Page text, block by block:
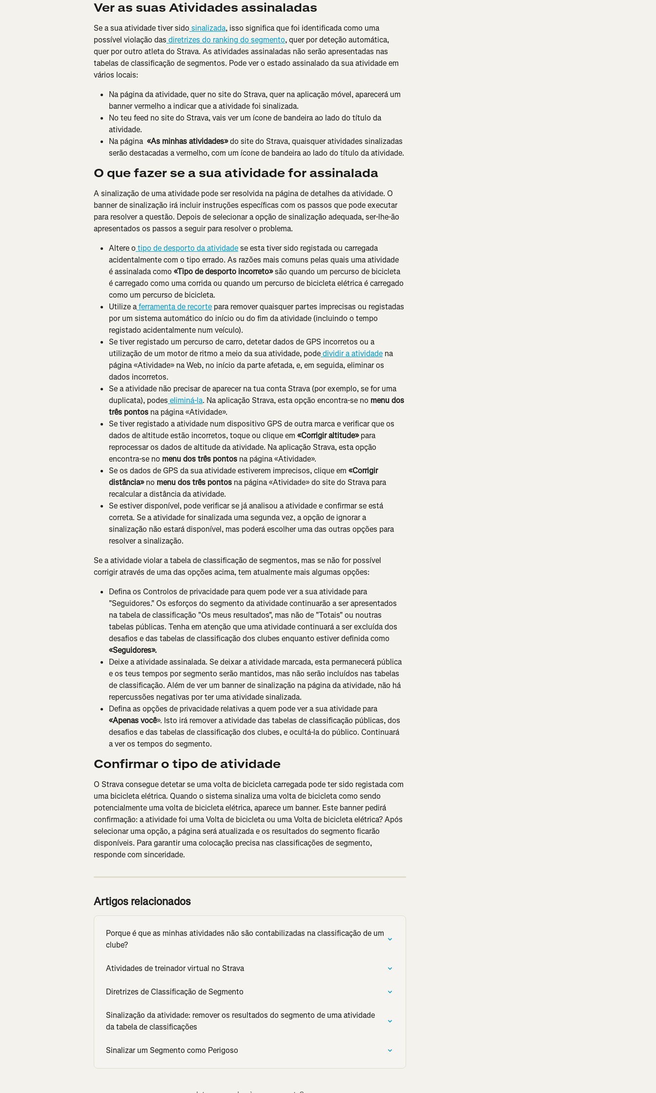
Ver as suas Atividades assinaladas
Se a sua atividade tiver sido sinalizada, isso significa que foi identificada como uma
possível violação das diretrizes do ranking do segmento, quer por deteção automática,
quer por outro atleta do Strava. As atividades assinaladas não serão apresentadas nas
tabelas de classificação de segmentos. Pode ver o estado assinalado da sua atividade em
vários locais:
Na página da atividade, quer no site do Strava, quer na aplicação móvel, aparecerá um
banner vermelho a indicar que a atividade foi sinalizada.
No teu feed no site do Strava, vais ver um ícone de bandeira ao lado do título da
atividade.
Na página «As minhas atividades» do site do Strava, quaisquer atividades sinalizadas
serão destacadas a vermelho, com um ícone de bandeira ao lado do título da atividade.
O que fazer se a sua atividade for assinalada
A sinalização de uma atividade pode ser resolvida na página de detalhes da atividade. O
banner de sinalização irá incluir instruções específicas com os passos que pode executar
para resolver a questão. Depois de selecionar a opção de sinalização adequada, ser-lhe-ão
apresentados os passos a seguir para resolver o problema.
Altere o tipo de desporto da atividade se esta tiver sido registada ou carregada
acidentalmente com o tipo errado. As razões mais comuns pelas quais uma atividade
é assinalada como «Tipo de desporto incorreto» são quando um percurso de bicicleta
é carregado como uma corrida ou quando um percurso de bicicleta elétrica é carregado
como um percurso de bicicleta.
Utilize a ferramenta de recorte para remover quaisquer partes imprecisas ou registadas
por um sistema automático do início ou do fim da atividade (incluindo o tempo
registado acidentalmente num veículo).
Se tiver registado um percurso de carro, detetar dados de GPS incorretos ou a
utilização de um motor de ritmo a meio da sua atividade, pode dividir a atividade na
página «Atividade» na Web, no início da parte afetada, e, em seguida, eliminar os
dados incorretos.
Se a atividade não precisar de aparecer na tua conta Strava (por exemplo, se for uma
duplicata), podes eliminá-la. Na aplicação Strava, esta opção encontra-se no menu dos
três pontos na página «Atividade».
Se tiver registado a atividade num dispositivo GPS de outra marca e verificar que os
dados de altitude estão incorretos, toque ou clique em «Corrigir altitude» para
reprocessar os dados de altitude da atividade. Na aplicação Strava, esta opção
encontra-se no menu dos três pontos na página «Atividade».
Se os dados de GPS da sua atividade estiverem imprecisos, clique em «Corrigir
distância» no menu dos três pontos na página «Atividade» do site do Strava para
recalcular a distância da atividade.
Se estiver disponível, pode verificar se já analisou a atividade e confirmar se está
correta. Se a atividade for sinalizada uma segunda vez, a opção de ignorar a
sinalização não estará disponível, mas poderá escolher uma das outras opções para
resolver a sinalização.
Se a atividade violar a tabela de classificação de segmentos, mas se não for possível
corrigir através de uma das opções acima, tem atualmente mais algumas opções:
Defina os Controlos de privacidade para quem pode ver a sua atividade para
"Seguidores." Os esforços do segmento da atividade continuarão a ser apresentados
na tabela de classificação "Os meus resultados", mas não de "Totais" ou noutras
tabelas públicas. Tenha em atenção que uma atividade continuará a ser excluída dos
desafios e das tabelas de classificação dos clubes enquanto estiver definida como
«Seguidores».
Deixe a atividade assinalada. Se deixar a atividade marcada, esta permanecerá pública
e os teus tempos por segmento serão mantidos, mas não serão incluídos nas tabelas
de classificação. Além de ver um banner de sinalização na página da atividade, não há
repercussões negativas por ter uma atividade sinalizada.
Defina as opções de privacidade relativas a quem pode ver a sua atividade para
«Apenas você». Isto irá remover a atividade das tabelas de classificação públicas, dos
desafios e das tabelas de classificação dos clubes, e ocultá-la do público. Continuará
a ver os tempos do segmento.
Confirmar o tipo de atividade
O Strava consegue detetar se uma volta de bicicleta carregada pode ter sido registada com
uma bicicleta elétrica. Quando o sistema sinaliza uma volta de bicicleta como sendo
potencialmente uma volta de bicicleta elétrica, aparece um banner. Este banner pedirá
confirmação: a atividade foi uma Volta de bicicleta ou uma Volta de bicicleta elétrica? Após
selecionar uma opção, a página será atualizada e os resultados do segmento ficarão
disponíveis. Para garantir uma colocação precisa nas classificações de segmento,
responde com sinceridade.
Artigos relacionados
Porque é que as minhas atividades não são contabilizadas na classificação de um
clube?
Atividades de treinador virtual no Strava
Diretrizes de Classificação de Segmento
Sinalização da atividade: remover os resultados do segmento de uma atividade
da tabela de classificações
Sinalizar um Segmento como Perigoso